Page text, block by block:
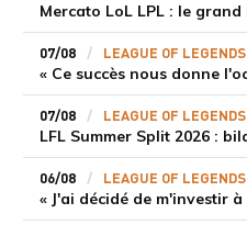
07/08 LEAGUE OF LEGENDS
07/08 LEAGUE OF LEGENDS
06/08 LEAGUE OF LEGENDS